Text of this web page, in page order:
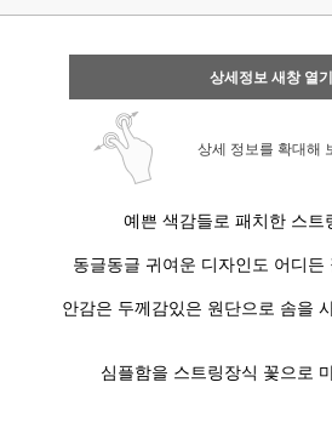
상세정보 새창 열기
상세 정보를 확대해
예쁜 색감들로 패치한 스트
동글동글 귀여운 디자인도 어디든
안감은 두께감있은 원단으로 솜을
심플함을 스트링장식 꽃으로